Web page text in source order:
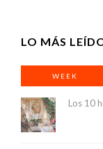
LO MÁS
WEEK
Los 10